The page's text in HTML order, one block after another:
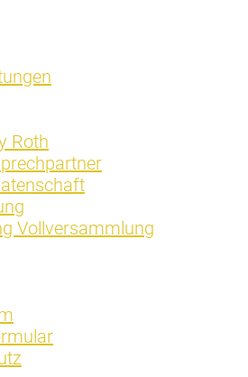
Roth
Vollversammlung